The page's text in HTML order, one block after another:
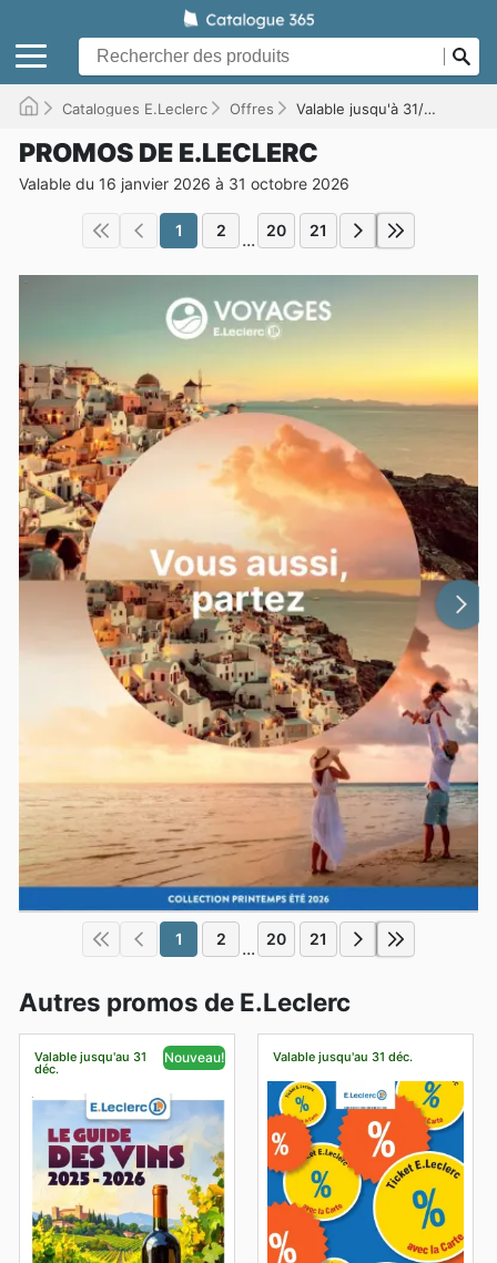
Catalogues E.Leclerc Offres Valable jusqu'à 31/10/2026
PROMOS DE E.LECLERC
Valable du 16 janvier 2026 à 31 octobre 2026
1 2 ... 20 21
1 2 ... 20 21
Autres promos de E.Leclerc
Valable jusqu'au 31
déc.
Nouveau! Valable jusqu'au 31 déc.